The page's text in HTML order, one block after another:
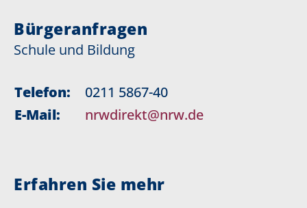
Bürgeranfragen
Schule und Bildung
Telefon:
0211 5867-40
E-Mail:
nrwdirekt@nrw.de
Erfahren Sie mehr